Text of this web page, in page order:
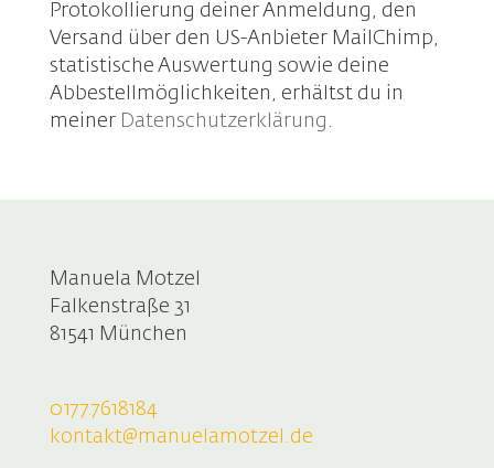
Protokollierung deiner Anmeldung, den
Versand über den US-Anbieter MailChimp,
statistische Auswertung sowie deine
Abbestellmöglichkeiten, erhältst du in
meiner Datenschutzerklärung .
Manuela Motzel
Falkenstraße 31
81541 München
0177.7618184
kontakt@manuelamotzel.de